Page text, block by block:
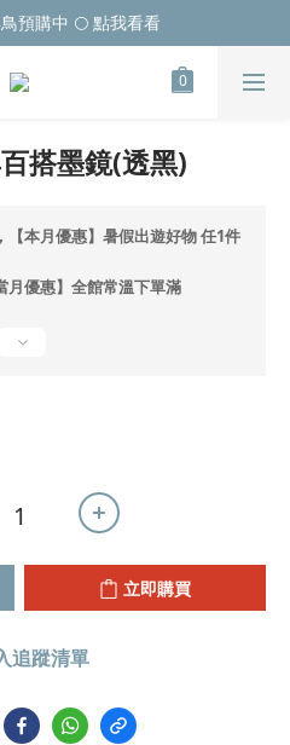
預購中 🌕 點我看看
搭墨鏡(透黑)
【本月優惠】暑假出遊好物 任1件
月優惠】全館常溫下單滿
立即購買
追蹤清單